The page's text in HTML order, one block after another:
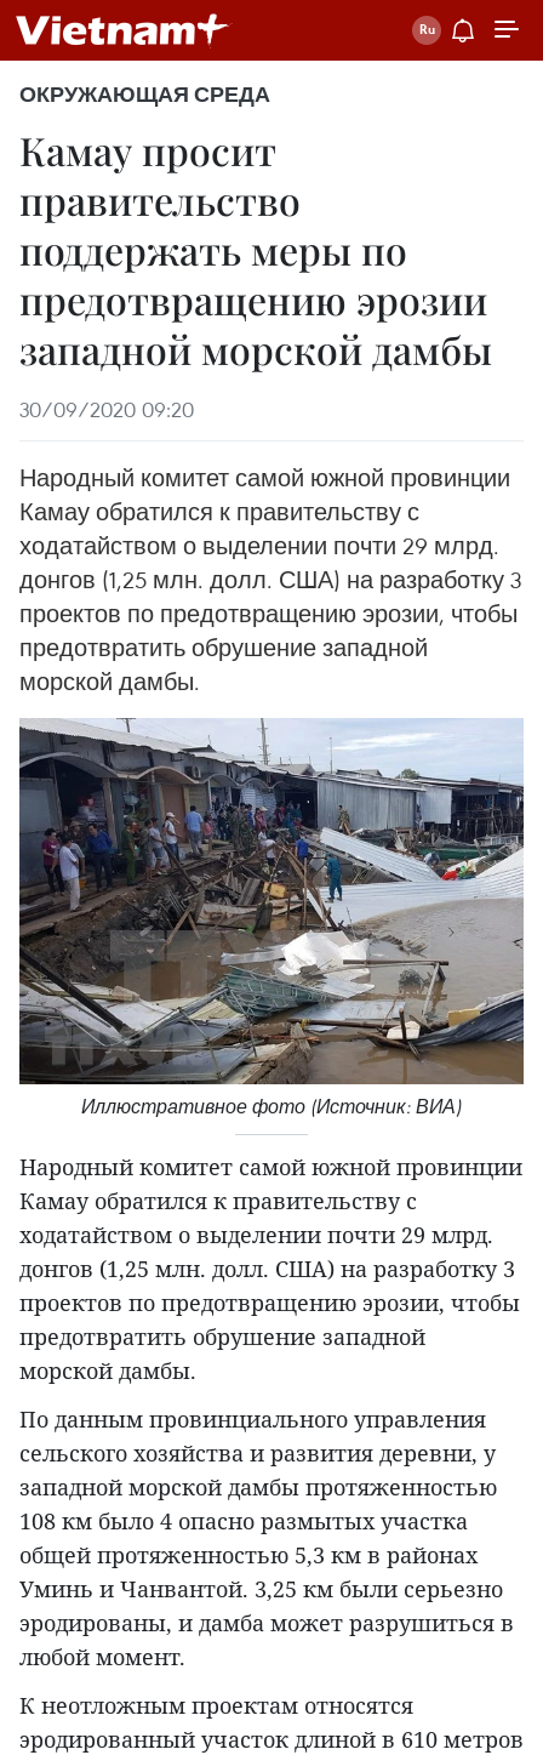
ОКРУЖАЮЩАЯ СРЕДА
Камау просит
правительство
поддержать меры по
предотвращению эрозии
западной морской дамбы
30/09/2020 09:20
Народный комитет самой южной провинции
Камау обратился к правительству с
ходатайством о выделении почти 29 млрд.
донгов (1,25 млн. долл. США) на разработку 3
проектов по предотвращению эрозии, чтобы
предотвратить обрушение западной
морской дамбы.
Иллюстративное фото (Источник: ВИА)
Народный комитет самой южной провинции
Камау обратился к правительству с
ходатайством о выделении почти 29 млрд.
донгов (1,25 млн. долл. США) на разработку 3
проектов по предотвращению эрозии, чтобы
предотвратить обрушение западной
морской дамбы.
По данным провинциального управления
сельского хозяйства и развития деревни, у
западной морской дамбы протяженностью
108 км было 4 опасно размытых участка
общей протяженностью 5,3 км в районах
Уминь и Чанвантой. 3,25 км были серьезно
эродированы, и дамба может разрушиться в
любой момент.
К неотложным проектам относятся
эродированный участок длиной в 610 метров